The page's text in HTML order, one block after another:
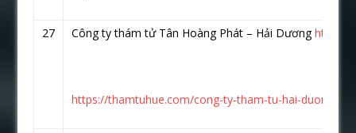
27 Công ty thám tử Tân Hoàng Phát – Hải Dươnghttps://
https://thamtuhue.com/cong-ty-tham-tu-hai-duong-